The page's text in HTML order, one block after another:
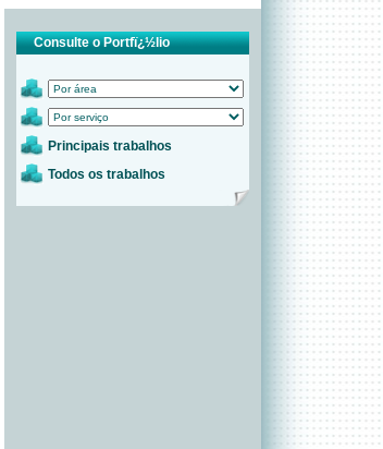
Consulte o Portfï¿½lio
Principais trabalhos
Todos os trabalhos